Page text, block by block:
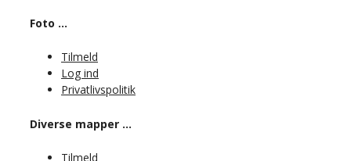
Foto …
Tilmeld
Log ind
Privatlivspolitik
Diverse mapper …
Tilmeld